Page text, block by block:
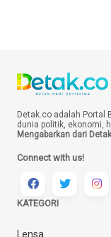
Detak.co adalah Portal
dunia politik, ekonomi,
Mengabarkan dari
Connect with us!
KATEGORI
Lensa